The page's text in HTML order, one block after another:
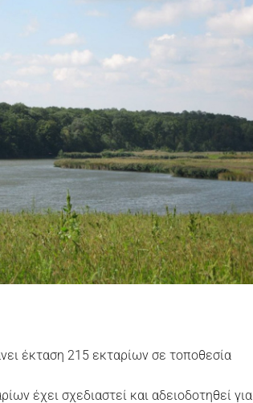
έκταση 215 εκταρίων σε τοποθεσία
έχει σχεδιαστεί και αδειοδοτηθεί για